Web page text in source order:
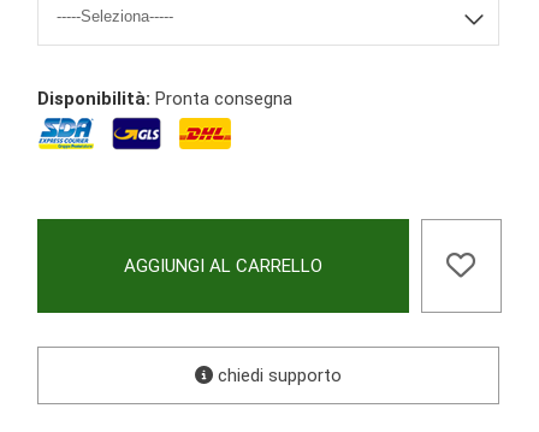
Disponibilità: Pronta consegna
AGGIUNGI AL CARRELLO
chiedi supporto